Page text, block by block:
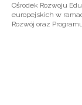
Ośrodek Rozwoju
europejskich w
Rozwój oraz